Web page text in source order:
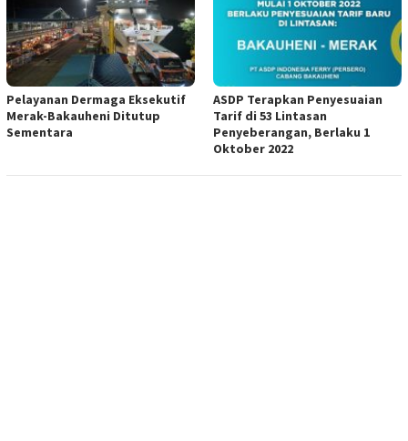
Pelayanan Dermaga Eksekutif
Merak-Bakauheni Ditutup
Sementara
ASDP Terapkan Penyesuaian
Tarif di 53 Lintasan
Penyeberangan, Berlaku 1
Oktober 2022